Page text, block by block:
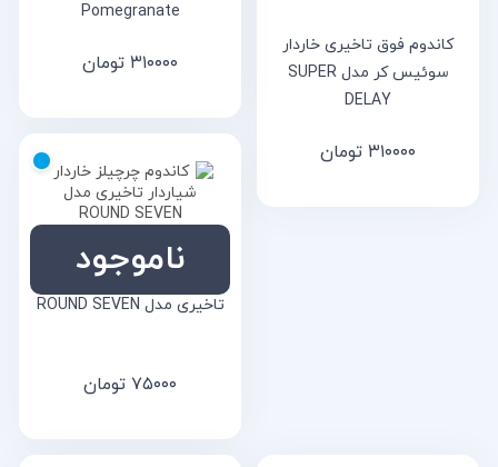
کاندوم فوق تاخیری خاردار
سوئیس کر مدل SUPER
DELAY
۳۱۰۰۰۰ تومان
Pomegranate
۳۱۰۰۰۰ تومان
ناموجود
کاندوم چرچیلز خاردار شیاردار
تاخیری مدل ROUND SEVEN
۷۵۰۰۰ تومان